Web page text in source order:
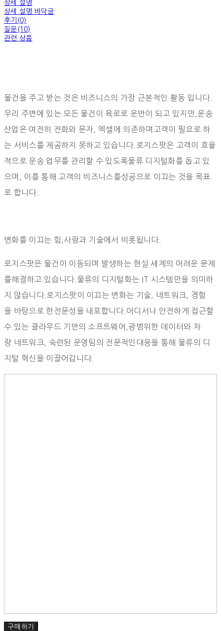
상세 설명
상세 설명 바닥글
후기(0)
질문(10)
관련 상품
물건을 주고 받는 것은 비즈니스의 가장 근본적인 활동 입니다.
우리 주변에 있는 모든 물건이 육로로 운반이 되고 있지만,운송
산업은 여전히 전화와 문자, 엑셀에 의존하며고객이 필요로 하
는 서비스를 제공하지 못하고 있습니다.로지스팟은 고객이 효율
적으로 운송 업무를 관리할 수 있도록물류 디지털화를 돕고 있
으며, 이를 통해 고객의 비즈니스를성공으로 이끄는 것을 목표
로 합니다.
변화를 이끄는 힘,사람과 기술에서 비롯됩니다.
로지스팟은 물건이 이동되며 발생하는 현실 세계의 어려운 문제
를해결하고 있습니다.물류의 디지털화는 IT 시스템만을 의미하
지 않습니다.로지스팟이 이끄는 변화는 기술, 네트워크, 경험
을 바탕으로 한전문성을 내포합니다.어디서나 안전하게 접근할
수 있는 클라우드 기반의 소프트웨어,광범위한 데이터와 차
량 네트워크, 숙련된 운영팀의 전문적인대응을 통해 물류의 디
지털 혁신을 이끌어갑니다.
구매하기